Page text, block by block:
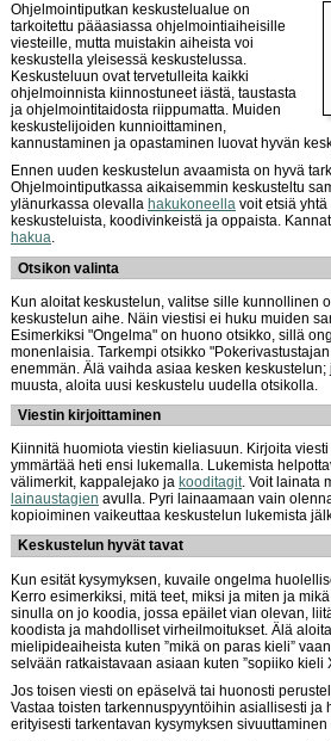
Ohjelmointiputkan keskustelualue on
tarkoitettu pääasiassa ohjelmointiaiheisille
viesteille, mutta muistakin aiheista voi
keskustella yleisessä keskustelussa.
Keskusteluun ovat tervetulleita kaikki
ohjelmoinnista kiinnostuneet iästä, taustasta
ja ohjelmointitaidosta riippumatta. Muiden
keskustelijoiden kunnioittaminen,
kannustaminen ja opastaminen luovat hyvän
Ennen uuden keskustelun avaamista on hyvä
Ohjelmointiputkassa aikaisemmin keskusteltu
ylänurkassa olevalla hakukoneella voit etsiä
keskusteluista, koodivinkeistä ja oppaista.
hakua.
Otsikon valinta
Kun aloitat keskustelun, valitse sille kunnollinen
keskustelun aihe. Näin viestisi ei huku muiden
Esimerkiksi "Ongelma" on huono otsikko, sillä
monenlaisia. Tarkempi otsikko
enemmän. Älä vaihda asiaa kesken
muusta, aloita uusi keskustelu uudella otsikolla.
Viestin kirjoittaminen
Kiinnitä huomiota viestin kieliasuun. Kirjoita
ymmärtää heti ensi lukemalla. Lukemista
välimerkit, kappalejako ja kooditagit. Voit lainata
lainaustagien avulla. Pyri lainaamaan vain
kopioiminen vaikeuttaa keskustelun lukemista
Keskustelun hyvät tavat
Kun esität kysymyksen, kuvaile ongelma
Kerro esimerkiksi, mitä teet, miksi ja miten ja
sinulla on jo koodia, jossa epäilet vian olevan,
koodista ja mahdolliset virheilmoitukset. Älä
mielipideaiheista kuten ”mikä on paras kieli”
selvään ratkaistavaan asiaan kuten ”sopiiko kieli
Jos toisen viesti on epäselvä tai huonosti
Vastaa toisten tarkennuspyyntöihin asiallisesti ja
erityisesti tarkentavan kysymyksen sivuuttaminen